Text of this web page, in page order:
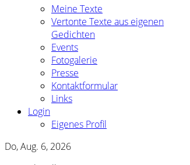
Meine Texte
Vertonte Texte aus eigenen
Gedichten
Events
Fotogalerie
Presse
Kontaktformular
Links
Login
Eigenes Profil
Do, Aug. 6, 2026